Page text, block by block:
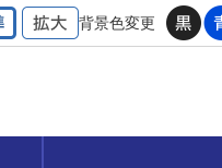
背景色変更